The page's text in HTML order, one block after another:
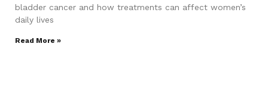
bladder cancer and how treatments can affect women’s
daily lives
Read More »